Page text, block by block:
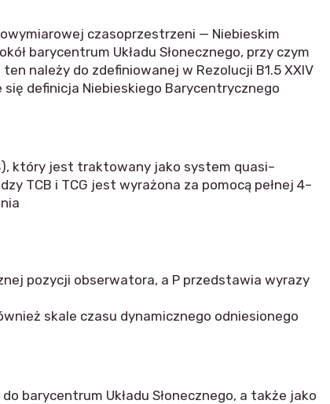
czasoprzestrzeni — Niebieskim
barycentrum Układu Słonecznego, przy czym
należy do zdefiniowanej w Rezolucji B1.5 XXIV
definicja Niebieskiego Barycentrycznego
który jest traktowany jako system quasi–
TCB i TCG jest wyrażona za pomocą pełnej 4–
pozycji obserwatora, a P przedstawia wyrazy
skale czasu dynamicznego odniesionego
barycentrum Układu Słonecznego, a także jako